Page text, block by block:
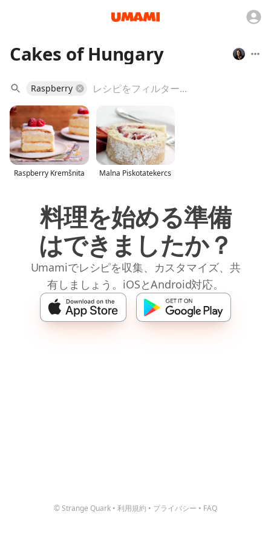
Cakes of Hungary
Raspberry
Raspberry Kremšnita Malna Piskotatekercs
料理を始める準備
はできましたか？
Umamiでレシピを収集、カスタマイズ、共
有しましょう。iOSとAndroid対応。
© Strange Quark • 利用規約 • プライバシー • FAQ